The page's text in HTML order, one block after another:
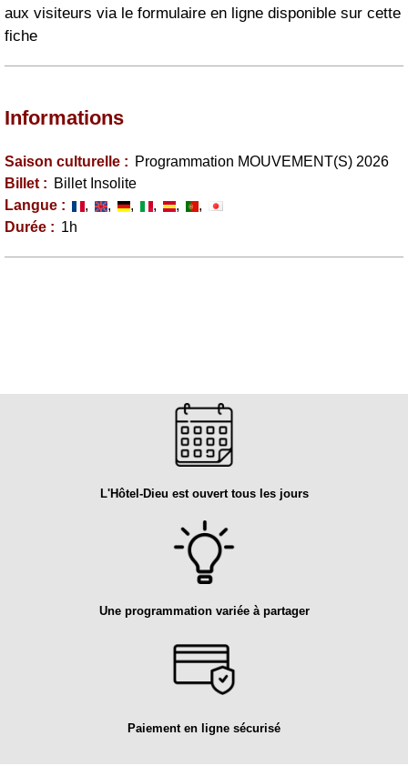
aux visiteurs via le formulaire en ligne disponible sur cette
fiche
Informations
Saison culturelle : Programmation MOUVEMENT(S) 2026
Billet : Billet Insolite
Langue :
Durée : 1h
L'Hôtel-Dieu est ouvert tous les jours
Une programmation variée à partager
Paiement en ligne sécurisé